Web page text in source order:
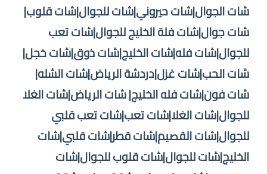
شات الجوال|شات حيروني|شات للجوال|شات قلوب|
شات جوال|شات فلة الخليج للجوال|شات تعب
للجوال|شات فله|شات الخليج|شات ذوق|شات خجل|
شات الحب|شات غزل|دردشة الرياض|شات الشله|
شات فون|شات فله الخليج| شات الرياض|شات الغلا
للجوال|شات الغلا|شات تعب|شات تعب قلبي
للجوال|شات القصيم|شات قطر|شات قلبي|شات
الخليج|شات للجوال|شات قلوب للجوال|شات